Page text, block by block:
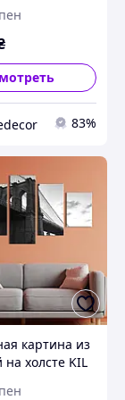
83%
картина из
на холсте KIL